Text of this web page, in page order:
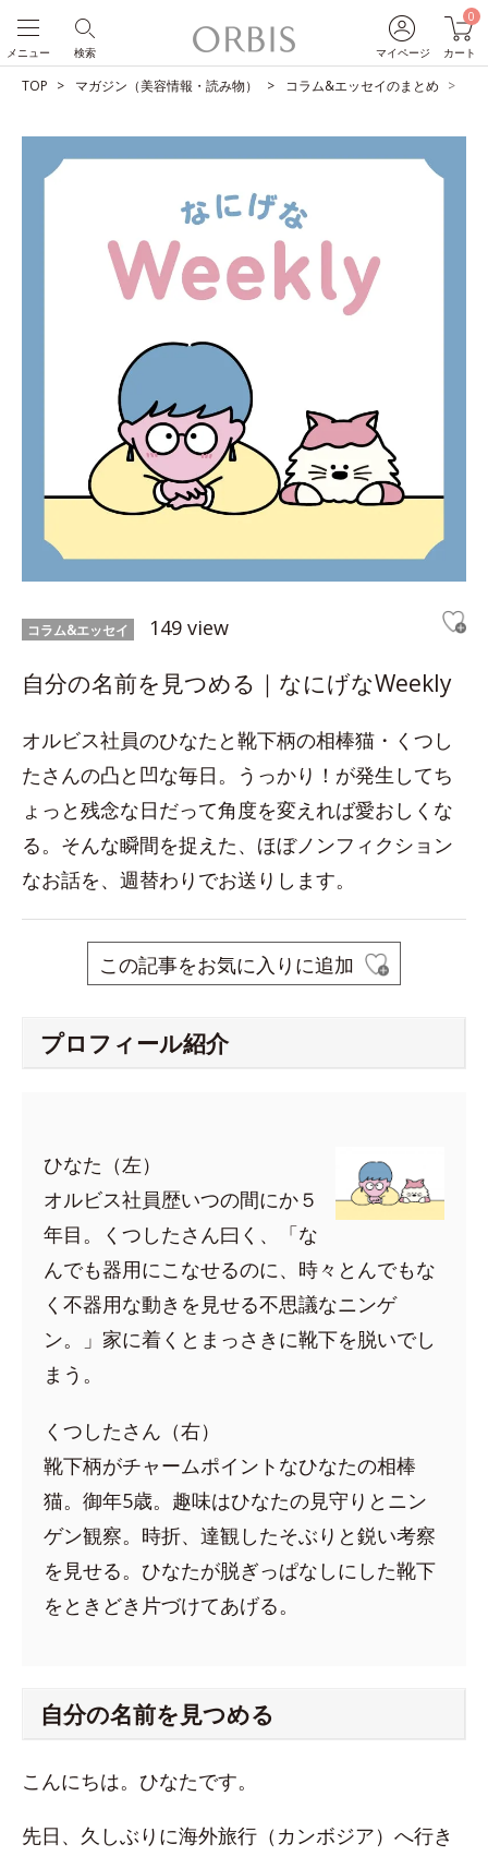
マイページ
0
カート
検索
メニュー
TOP マガジン（美容情報・読み物） コラム&エッセイのまとめ
コラム&エッセイ 149 view
自分の名前を見つめる｜なにげなWeekly
オルビス社員のひなたと靴下柄の相棒猫・くつし
たさんの凸と凹な毎日。うっかり！が発生してち
ょっと残念な日だって角度を変えれば愛おしくな
る。そんな瞬間を捉えた、ほぼノンフィクション
なお話を、週替わりでお送りします。
この記事をお気に入りに追加
プロフィール紹介
ひなた（左）
オルビス社員歴いつの間にか５
年目。くつしたさん曰く、「な
んでも器用にこなせるのに、時々とんでもな
く不器用な動きを見せる不思議なニンゲ
ン。」家に着くとまっさきに靴下を脱いでし
まう。
くつしたさん（右）
靴下柄がチャームポイントなひなたの相棒
猫。御年5歳。趣味はひなたの見守りとニン
ゲン観察。時折、達観したそぶりと鋭い考察
を見せる。ひなたが脱ぎっぱなしにした靴下
をときどき片づけてあげる。
自分の名前を見つめる
こんにちは。ひなたです。
先日、久しぶりに海外旅行（カンボジア）へ行き